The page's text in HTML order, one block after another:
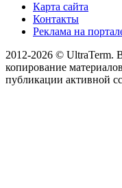
Карта сайта
Контакты
Реклама на
2012-2026 © UltraTerm.
копирование
публикации активной